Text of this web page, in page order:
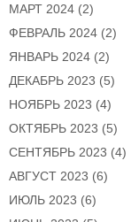
МАРТ 2024 (2)
ФЕВРАЛЬ 2024 (2)
ЯНВАРЬ 2024 (2)
ДЕКАБРЬ 2023 (5)
НОЯБРЬ 2023 (4)
ОКТЯБРЬ 2023 (5)
СЕНТЯБРЬ 2023 (4)
АВГУСТ 2023 (6)
ИЮЛЬ 2023 (6)